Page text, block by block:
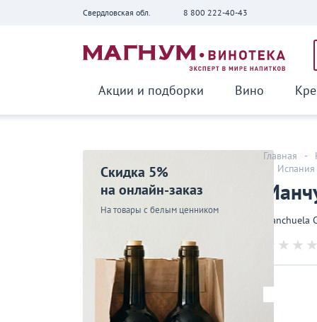
Свердловская обл. 8 800 222-40-43
Акции и подборки Вино
Скидка 5%
на онлайн-заказ
На товары с белым ценником
Главная -
Испания
Manchuela